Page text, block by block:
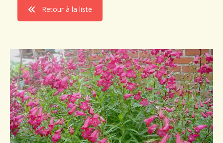
Accès & Contact
Retour à la liste